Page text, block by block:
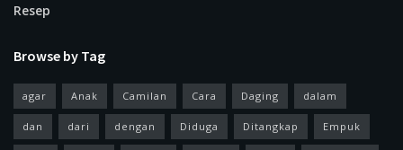
Resep
Browse by Tag
agar Anak Camilan Cara Daging dalam
dan dari dengan Diduga Ditangkap Empuk